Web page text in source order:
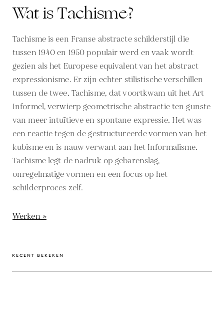
Wat is Tachisme?
Tachisme is een Franse abstracte schilderstijl die
tussen 1940 en 1950 populair werd en vaak wordt
gezien als het Europese equivalent van het abstract
expressionisme. Er zijn echter stilistische verschillen
tussen de twee. Tachisme, dat voortkwam uit het Art
Informel, verwierp geometrische abstractie ten gunste
van meer intuïtieve en spontane expressie. Het was
een reactie tegen de gestructureerde vormen van het
kubisme en is nauw verwant aan het Informalisme.
Tachisme legt de nadruk op gebarenslag,
onregelmatige vormen en een focus op het
schilderproces zelf.
Werken »
RECENT BEKEKEN